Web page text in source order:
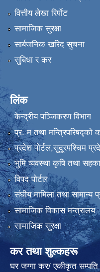
वित्तीय लेखा रिर्पाेट
सामाजिक सुरक्षा
सार्बजनिक खरिद सुचना
सुबिधा र कर
लिंक
केन्द्रीय पञ्जिकरण विभाग
प्र. म तथा मन्त्रिपरिषद्को
प्रदेश पाेर्टल,सुदूरपश्चिम
भुमि व्यवस्था कृषि तथा
विपद पोर्टल
संघीय मामिला तथा सामान्य
सामाजिक विकास मन्त्रालय
सामाजिक सुरक्षा
कर तथा शुल्कहरू
घर जग्गा कर/ एकीकृत